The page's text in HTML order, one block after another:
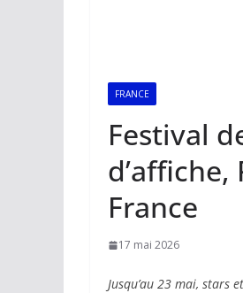
FRANCE
Festival
France
17 mai 2026
Jusqu’au 23 mai, stars